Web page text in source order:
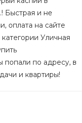
Быстрая и не
оплата на сайте
Уличная
попали по адресу, в
и квартиры!